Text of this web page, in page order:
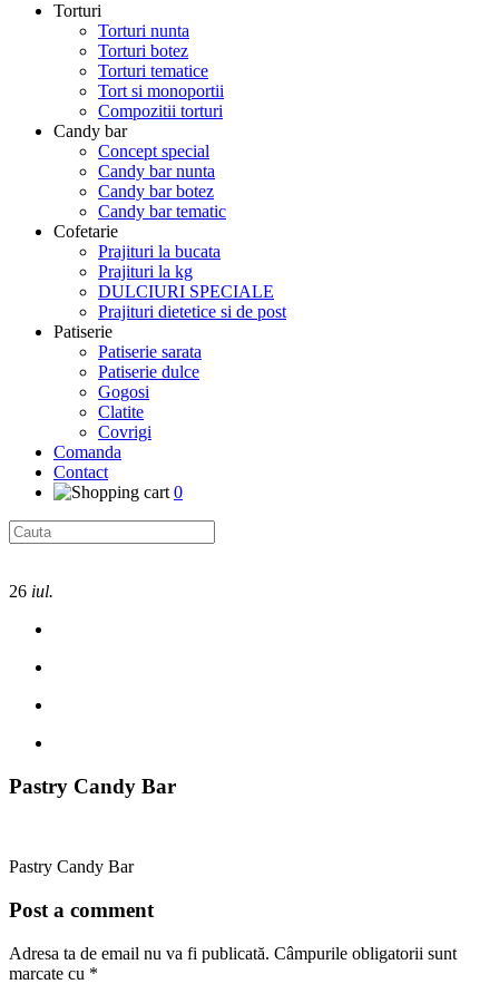
Torturi
Torturi nunta
Torturi botez
Torturi tematice
Tort si monoportii
Compozitii torturi
Candy bar
Concept special
Candy bar nunta
Candy bar botez
Candy bar tematic
Cofetarie
Prajituri la bucata
Prajituri la kg
DULCIURI SPECIALE
Prajituri dietetice si de post
Patiserie
Patiserie sarata
Patiserie dulce
Gogosi
Clatite
Covrigi
Comanda
Contact
0
26 iul.
Pastry Candy Bar
Pastry Candy Bar
Post a comment
Adresa ta de email nu va fi publicată. Câmpurile obligatorii sunt
marcate cu *